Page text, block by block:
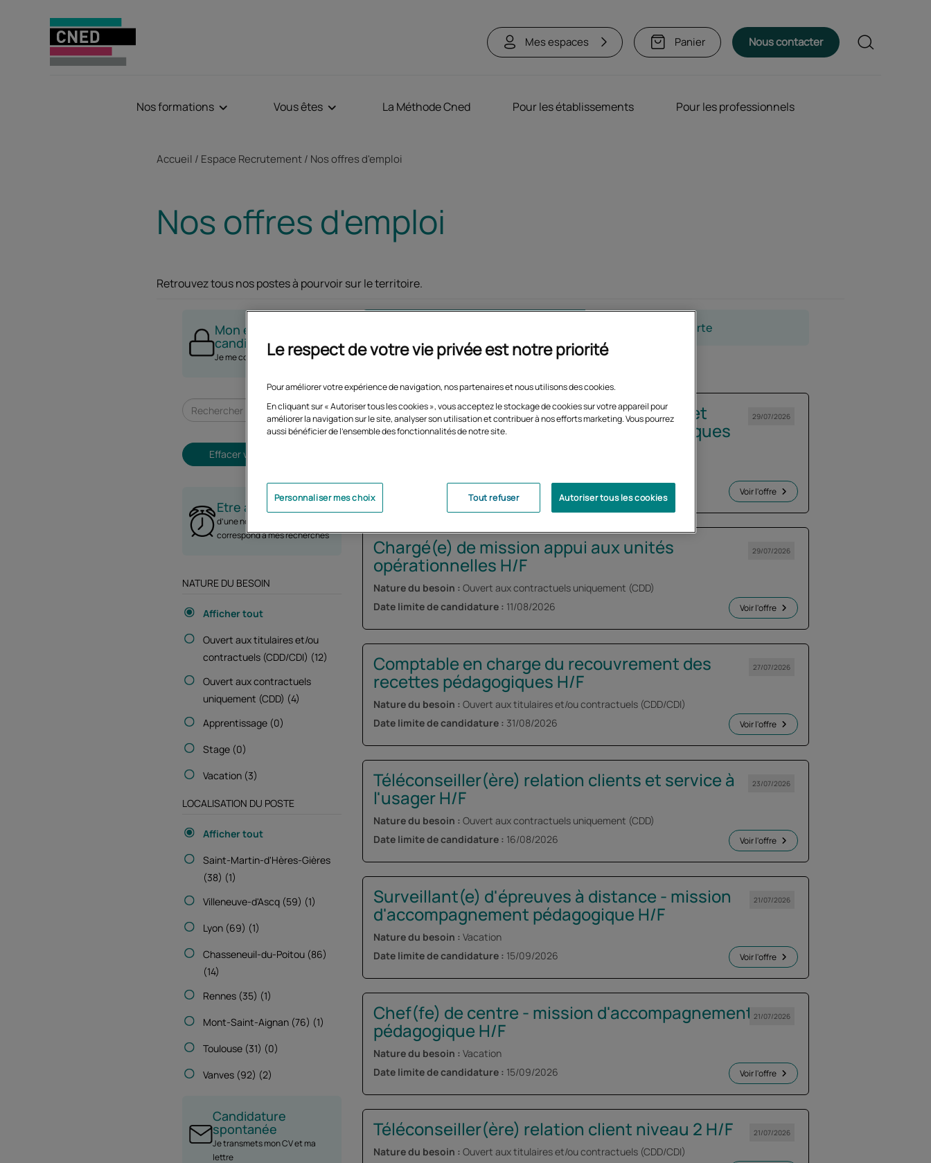
Mes espaces Panier Nous contacter Rechercher
Nos formations Vous êtes La Méthode Cned Pour les établissements Pour les professionnels
Accueil Espace Recrutement Nos offres d'emploi
Nos offres d'emploi
Retrouvez tous nos postes à pourvoir sur le territoire.
Le respect de votre vie privée est notre priorité
Pour améliorer votre expérience de navigation, nos partenaires et nous utilisons des cookies.
En cliquant sur « Autoriser tous les cookies », vous acceptez le stockage de cookies sur votre appareil pour
améliorer la navigation sur le site, analyser son utilisation et contribuer à nos efforts marketing. Vous pourrez
aussi bénéficier de l'ensemble des fonctionnalités de notre site.
Tout refuser Autoriser tous les cookies
Personnaliser mes choix